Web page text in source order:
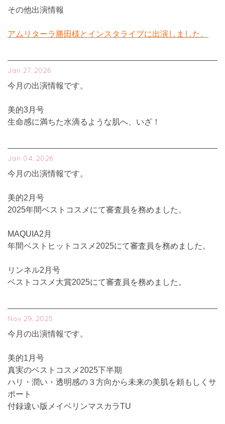
その他出演情報
アムリターラ勝田様とインスタライブに出演しました。
Jan 27, 2026
今月の出演情報です。
美的3月号
生命感に満ちた水滴るような肌へ、いざ！
Jan 04, 2026
今月の出演情報です。
美的2月号
2025年間ベストコスメにて審査員を務めました。
MAQUIA2月
年間ベストヒットコスメ2025にて審査員を務めました。
リンネル2月号
ベストコスメ大賞2025にて審査員を務めました。
Nov 29, 2025
今月の出演情報です。
美的1月号
真実のベストコスメ2025下半期
ハリ・潤い・透明感の３方向から未来の美肌を頼もしくサ
ポート
付録違い版メイベリンマスカラTU